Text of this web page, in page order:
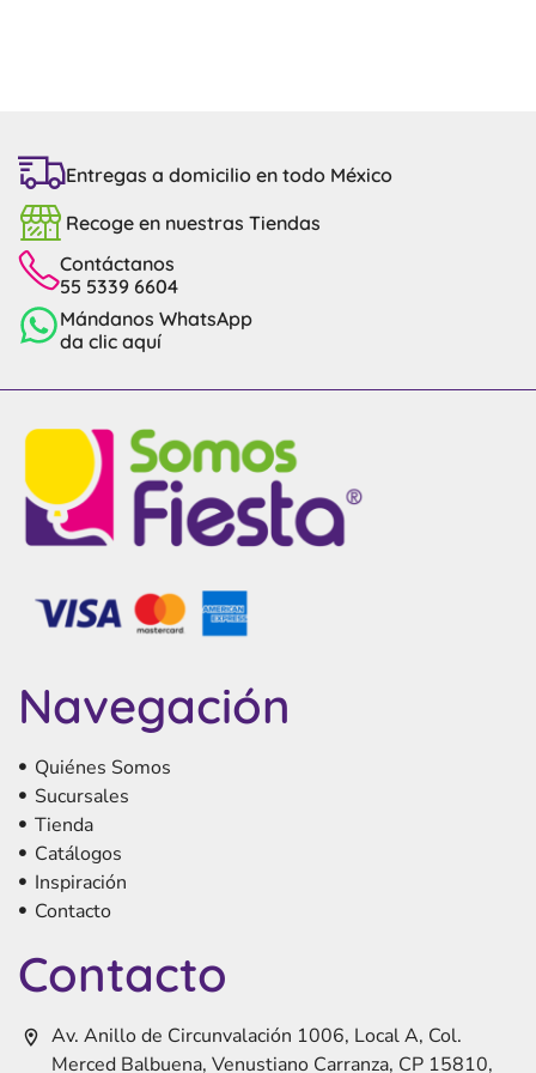
Entregas a domicilio en todo México
Recoge en nuestras Tiendas
Contáctanos
55 5339 6604
Mándanos WhatsApp
da clic aquí
Navegación
Quiénes Somos
Sucursales
Tienda
Catálogos
Inspiración
Contacto
Contacto
Av. Anillo de Circunvalación 1006, Local A, Col.
Merced Balbuena, Venustiano Carranza, CP 15810,